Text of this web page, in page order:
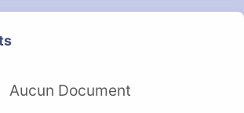
Aucun Document